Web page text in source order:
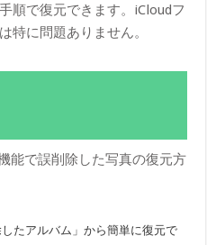
順で復元できます。iCloudフ
特に問題ありません。
能で誤削除した写真の復元方
たアルバム」から簡単に復元で